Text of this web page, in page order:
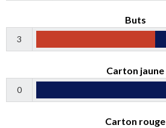
Buts
3
Carton jaune
0
Carton rouge